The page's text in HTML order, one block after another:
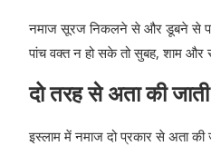
नमाज सूरज निकलने से और डूबने से
पांच वक्‍त न हो सके तो सुबह, शाम और
दो तरह से अता की
इस्‍लाम में नमाज दो प्रकार से अता